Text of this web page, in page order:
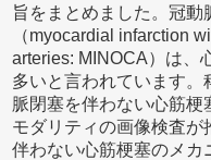
旨をまとめました。冠
（myocardial infarction
arteries: MINOCA）は、
多いと言われています。
脈閉塞を伴わない心筋
モダリティの画像検査が
伴わない心筋梗塞のメカ